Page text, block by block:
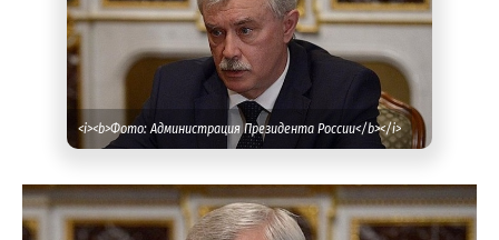
<i><b>Фото: Администрация Президента России</b></i>